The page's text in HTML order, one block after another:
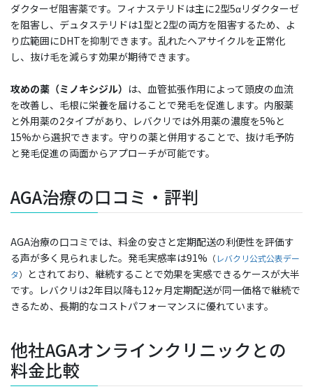
ダクターゼ阻害薬です。フィナステリドは主に2型5αリダクターゼ
を阻害し、デュタステリドは1型と2型の両方を阻害するため、よ
り広範囲にDHTを抑制できます。乱れたヘアサイクルを正常化
し、抜け毛を減らす効果が期待できます。
攻めの薬（ミノキシジル） は、血管拡張作用によって頭皮の血流
を改善し、毛根に栄養を届けることで発毛を促進します。内服薬
と外用薬の2タイプがあり、レバクリでは外用薬の濃度を5%と
15%から選択できます。守りの薬と併用することで、抜け毛予防
と発毛促進の両面からアプローチが可能です。
AGA治療の口コミ・評判
AGA治療の口コミでは、料金の安さと定期配送の利便性を評価す
る声が多く見られました。発毛実感率は91% （ レバクリ公式公表デー
タ） とされており、継続することで効果を実感できるケースが大半
です。レバクリは2年目以降も12ヶ月定期配送が同一価格で継続で
きるため、長期的なコストパフォーマンスに優れています。
他社AGAオンラインクリニックとの
料金比較